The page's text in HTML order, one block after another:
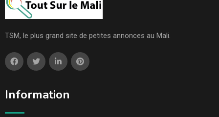
TSM, le plus grand site de petites annonces au Mali.
Information